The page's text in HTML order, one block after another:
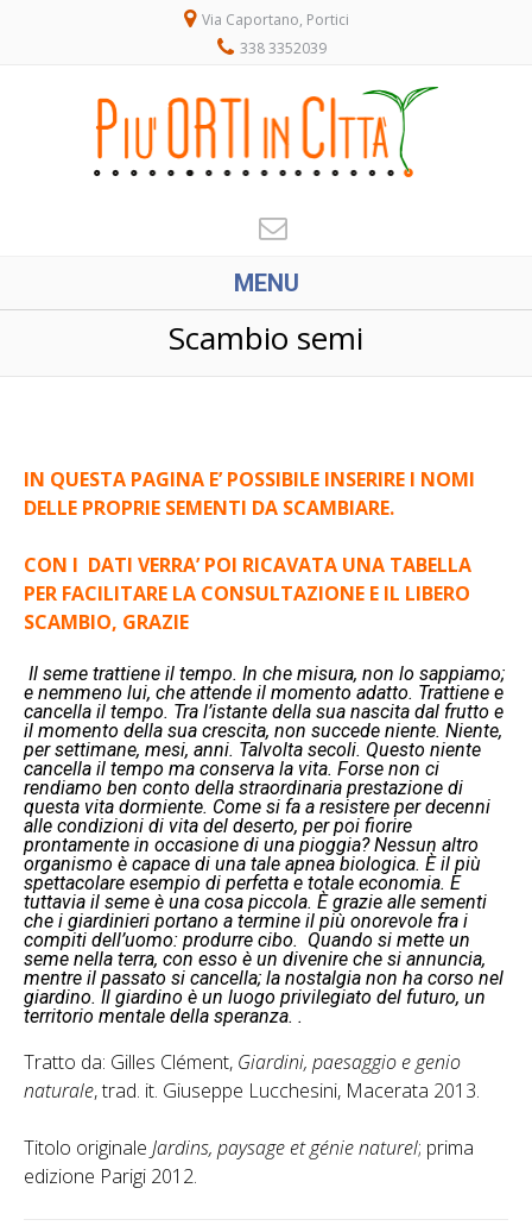
Via Caportano, Portici
338 3352039
MENU
Scambio semi
IN QUESTA PAGINA E’ POSSIBILE INSERIRE I NOMI
DELLE PROPRIE SEMENTI DA SCAMBIARE.
CON I DATI VERRA’ POI RICAVATA UNA TABELLA
PER FACILITARE LA CONSULTAZIONE E IL LIBERO
SCAMBIO, GRAZIE
Il seme trattiene il tempo. In che misura, non lo sappiamo;
e nemmeno lui, che attende il momento adatto. Trattiene e
cancella il tempo. Tra l’istante della sua nascita dal frutto e
il momento della sua crescita, non succede niente. Niente,
per settimane, mesi, anni. Talvolta secoli. Questo niente
cancella il tempo ma conserva la vita. Forse non ci
rendiamo ben conto della straordinaria prestazione di
questa vita dormiente. Come si fa a resistere per decenni
alle condizioni di vita del deserto, per poi fiorire
prontamente in occasione di una pioggia? Nessun altro
organismo è capace di una tale apnea biologica. È il più
spettacolare esempio di perfetta e totale economia. E
tuttavia il seme è una cosa piccola. È grazie alle sementi
che i giardinieri portano a termine il più onorevole fra i
compiti dell’uomo: produrre cibo. Quando si mette un
seme nella terra, con esso è un divenire che si annuncia,
mentre il passato si cancella; la nostalgia non ha corso nel
giardino. Il giardino è un luogo privilegiato del futuro, un
territorio mentale della speranza. .
Tratto da: Gilles Clément, Giardini, paesaggio e genio
naturale, trad. it. Giuseppe Lucchesini, Macerata 2013.
Titolo originale Jardins, paysage et génie naturel; prima
edizione Parigi 2012.